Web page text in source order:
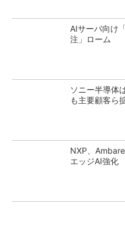
AIサーバ向け
注」ローム
ソニー半導体
も主要顧客ら
NXP、
エッジAI強化